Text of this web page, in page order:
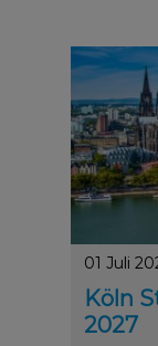
01 Juli
Köln
2027